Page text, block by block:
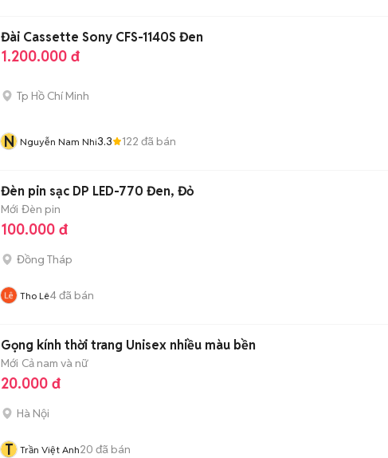
Đài Cassette Sony CFS-1140S Đen
1.200.000 đ
Tp Hồ Chí Minh
N Nguyễn Nam Nhi3.3 122 đã bán
Đèn pin sạc DP LED-770 Đen, Đỏ
Mới Đèn pin
100.000 đ
Đồng Tháp
Tho Lê4đã bán
Gọng kính thời trang Unisex nhiều màu bền
Mới Cả nam và nữ
20.000 đ
Hà Nội
T Trần Việt Anh20 đã bán